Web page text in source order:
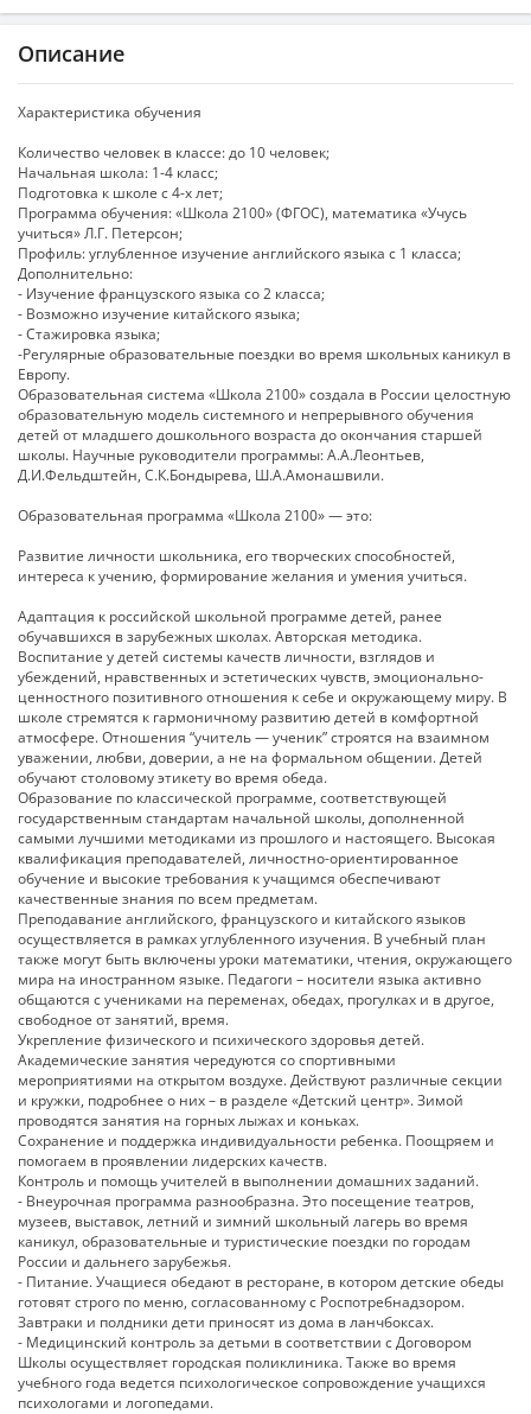
Описание
Характеристика обучения
Количество человек в классе: до 10 человек;
Начальная школа: 1-4 класс;
Подготовка к школе с 4-х лет;
Программа обучения: «Школа 2100» (ФГОС), математика «Учусь
учиться» Л.Г. Петерсон;
Профиль: углубленное изучение английского языка с 1 класса;
Дополнительно:
- Изучение французского языка со 2 класса;
- Возможно изучение китайского языка;
- Стажировка языка;
-Регулярные образовательные поездки во время школьных каникул в
Европу.
Образовательная система «Школа 2100» создала в России целостную
образовательную модель системного и непрерывного обучения
детей от младшего дошкольного возраста до окончания старшей
школы. Научные руководители программы: А.А.Леонтьев,
Д.И.Фельдштейн, С.К.Бондырева, Ш.А.Амонашвили.
Образовательная программа «Школа 2100» — это:
Развитие личности школьника, его творческих способностей,
интереса к учению, формирование желания и умения учиться.
Адаптация к российской школьной программе детей, ранее
обучавшихся в зарубежных школах. Авторская методика.
Воспитание у детей системы качеств личности, взглядов и
убеждений, нравственных и эстетических чувств, эмоционально-
ценностного позитивного отношения к себе и окружающему миру. В
школе стремятся к гармоничному развитию детей в комфортной
атмосфере. Отношения “учитель — ученик” строятся на взаимном
уважении, любви, доверии, а не на формальном общении. Детей
обучают столовому этикету во время обеда.
Образование по классической программе, соответствующей
государственным стандартам начальной школы, дополненной
самыми лучшими методиками из прошлого и настоящего. Высокая
квалификация преподавателей, личностно-ориентированное
обучение и высокие требования к учащимся обеспечивают
качественные знания по всем предметам.
Преподавание английского, французского и китайского языков
осуществляется в рамках углубленного изучения. В учебный план
также могут быть включены уроки математики, чтения, окружающего
мира на иностранном языке. Педагоги – носители языка активно
общаются с учениками на переменах, обедах, прогулках и в другое,
свободное от занятий, время.
Укрепление физического и психического здоровья детей.
Академические занятия чередуются со спортивными
мероприятиями на открытом воздухе. Действуют различные секции
и кружки, подробнее о них – в разделе «Детский центр». Зимой
проводятся занятия на горных лыжах и коньках.
Сохранение и поддержка индивидуальности ребенка. Поощряем и
помогаем в проявлении лидерских качеств.
Контроль и помощь учителей в выполнении домашних заданий.
- Внеурочная программа разнообразна. Это посещение театров,
музеев, выставок, летний и зимний школьный лагерь во время
каникул, образовательные и туристические поездки по городам
России и дальнего зарубежья.
- Питание. Учащиеся обедают в ресторане, в котором детские обеды
готовят строго по меню, согласованному с Роспотребнадзором.
Завтраки и полдники дети приносят из дома в ланчбоксах.
- Медицинский контроль за детьми в соответствии с Договором
Школы осуществляет городская поликлиника. Также во время
учебного года ведется психологическое сопровождение учащихся
психологами и логопедами.